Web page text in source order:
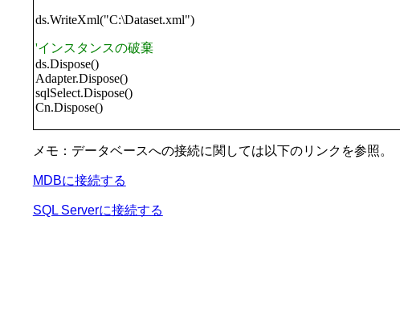
ds.WriteXml("C:\Dataset.xml")
'インスタンスの破棄
ds.Dispose()
Adapter.Dispose()
sqlSelect.Dispose()
Cn.Dispose()
メモ：データベースへの接続に関しては以下のリンクを参照。
MDBに接続する
SQL Serverに接続する